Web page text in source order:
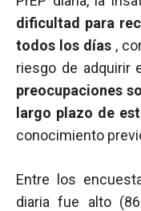
dificultad para
todos los días ,
riesgo de adquirir
preocupaciones
largo plazo de
conocimiento
Entre los
diaria fue alto